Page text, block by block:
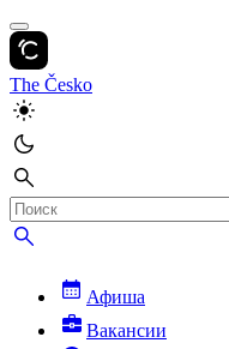
The Česko
Афиша
Вакансии